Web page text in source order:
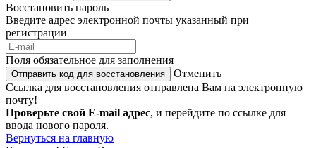
Восстановить пароль
Введите адрес электронной почты указанный при
регистрации
Поля обязательное для заполнения
Отправить код для восстановления
Отменить
Ссылка для восстановления отправлена Вам на электронную
почту!
Проверьте свой E-mail адрес, и перейдите по ссылке для
ввода нового пароля.
Вернуться на главную